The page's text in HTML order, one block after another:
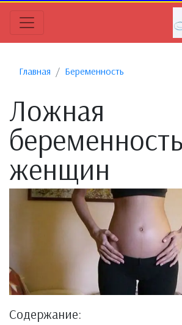
Главная Беременность
Ложная
женщин
Содержание: